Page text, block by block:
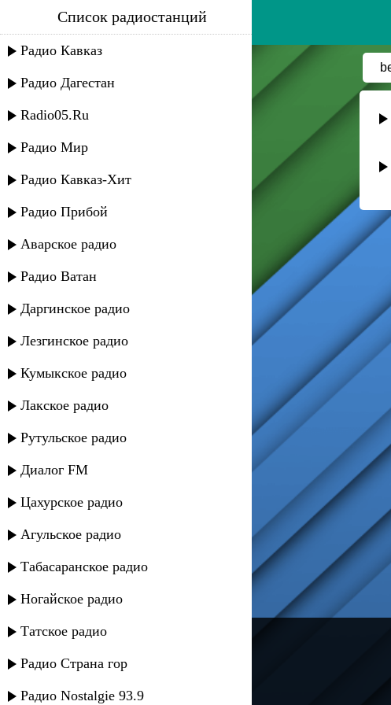
bella - дети
Список радиостанций
Радио Кавказ
Радио Дагестан
Radio05.Ru
Радио Мир
Радио Кавказ-Хит
Радио Прибой
Аварское радио
Радио Ватан
Даргинское радио
Лезгинское радио
Кумыкское радио
Лакское радио
Рутульское радио
Диалог FM
Цахурское радио
Агульское радио
Табасаранское радио
Ногайское радио
Татское радио
Радио Страна гор
Радио Nostalgie 93.9
---
Русское радио